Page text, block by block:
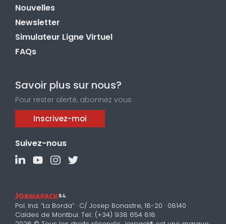
Nouvelles
Newsletter
Simulateur Ligne Virtuel
FAQs
Savoir plus sur nous?
Pour rester alerté, abonnez vous
Inscrivez-moi
Suivez-nous
Pol. Ind. “La Borda” · C/ Josep Bonastre, 18-20 · 08140
Caldes de Montbui. Tel.: (+34) 938 654 818